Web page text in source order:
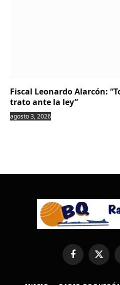
Fiscal Leonardo Alarcón:
trato ante la ley”
agosto 3, 2026
FacebookX
(Twitter)